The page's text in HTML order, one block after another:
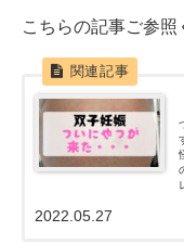
こちらの記事ご参照
2022.05.27